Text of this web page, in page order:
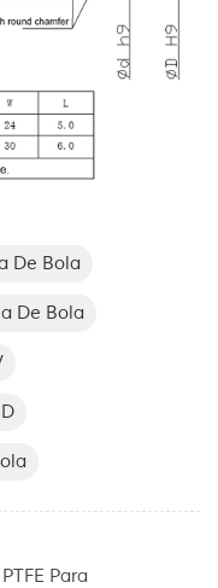
De Bola
De Bola
Para